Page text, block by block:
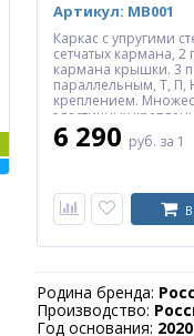
Артикул: MB001
Каркас с упругими
сетчатых кармана, 2
кармана крышки. 3
параллельным, Т,
креплением.
эластичных
для часто
аксессуаров.
карабины,
Сотовые 6+1
6 290 руб. за 1
Родина бренда:
Производство:
Год основания: 2020